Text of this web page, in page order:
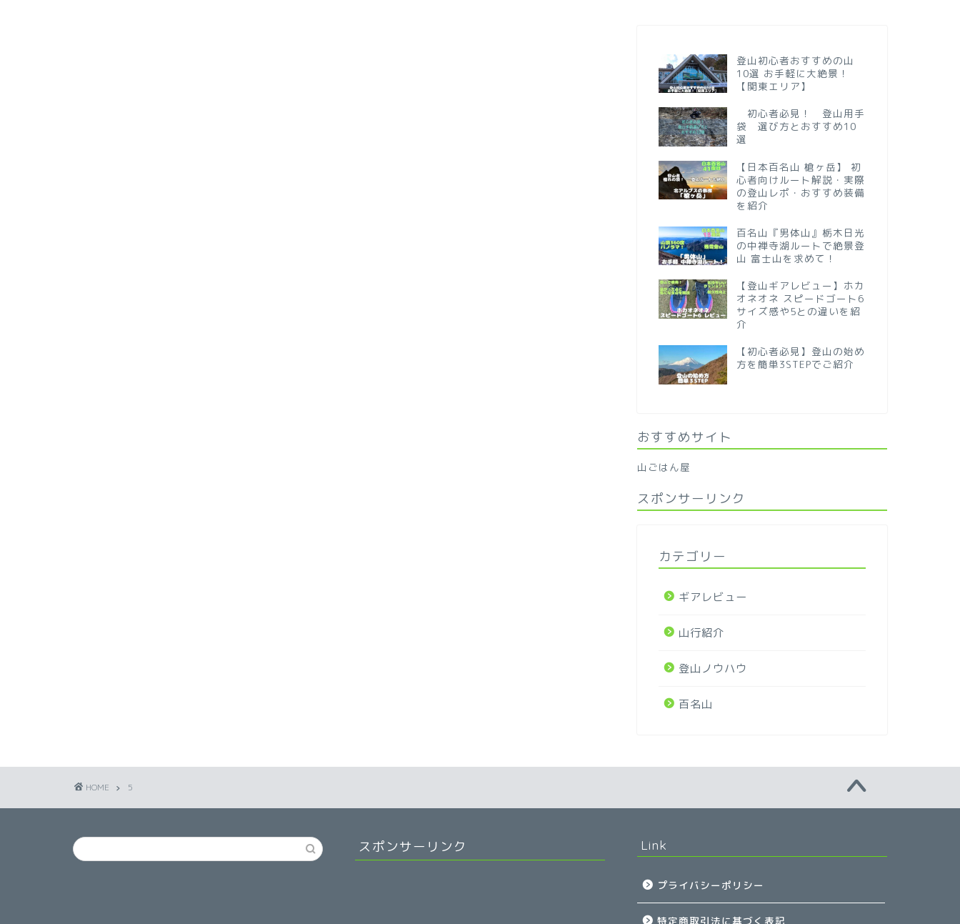
登山初心者おすすめの山
10選 お手軽に大絶景！
【関東エリア】
初心者必見！ 登山用手
袋 選び方とおすすめ10
選
【日本百名山 槍ヶ岳】 初
心者向けルート解説・実際
の登山レポ・おすすめ装備
を紹介
百名山『男体山』栃木日光
の中禅寺湖ルートで絶景登
山 富士山を求めて！
【登山ギアレビュー】ホカ
オネオネ スピードゴート6
サイズ感や5との違いを紹
介
【初心者必見】登山の始め
方を簡単3STEPでご紹介
おすすめサイト
山ごはん屋
スポンサーリンク
カテゴリー
ギアレビュー
山行紹介
登山ノウハウ
百名山
HOME 5
スポンサーリンク Link
プライバシーポリシー
特定商取引法に基づく表記